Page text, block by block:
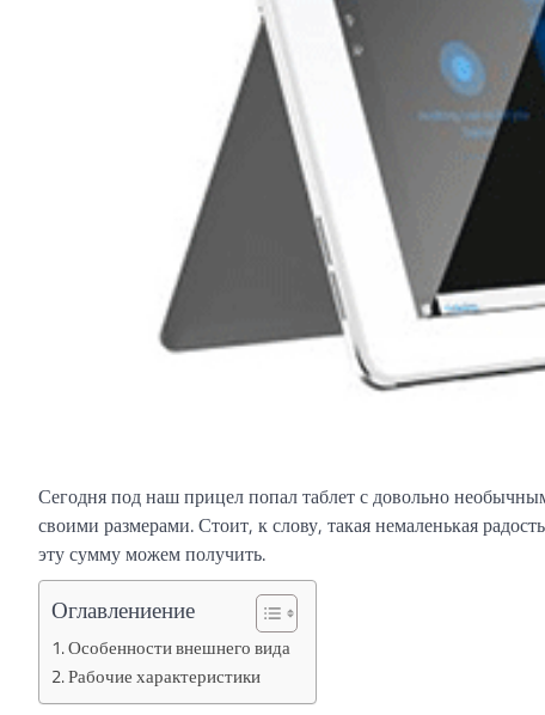
Сегодня под наш прицел попал таблет с довольно
своими размерами. Стоит, к слову, такая немаленькая
эту сумму можем получить.
Оглавлениение
Особенности внешнего вида
Рабочие характеристики